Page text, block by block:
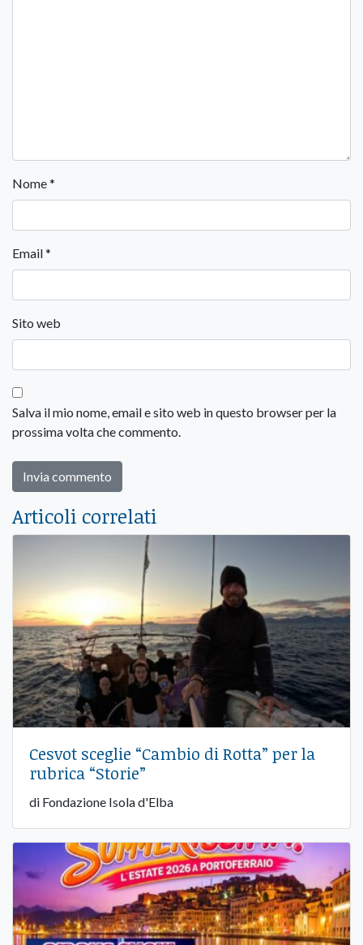
Nome*
Email*
Sito web
Salva il mio nome, email e sito web in questo browser per la
prossima volta che commento.
Articoli correlati
Cesvot sceglie “Cambio di Rotta” per la
rubrica “Storie”
di Fondazione Isola d'Elba